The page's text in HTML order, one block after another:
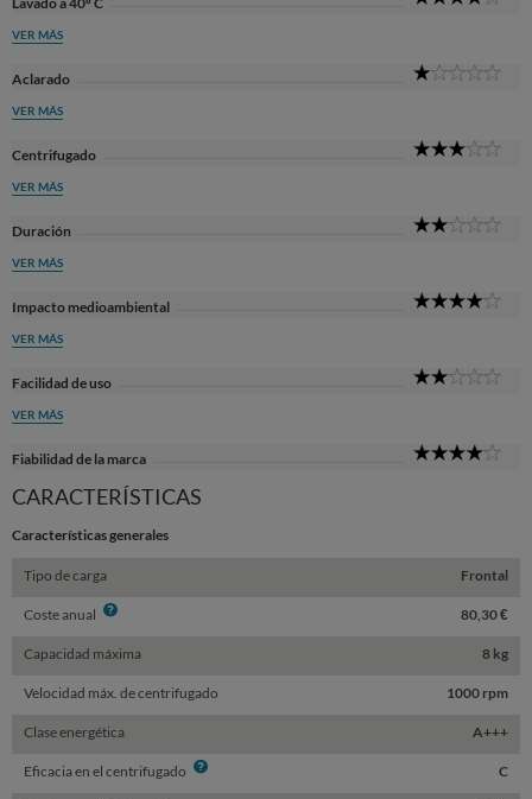
VER MÁS
Aclarado
VER MÁS
Centrifugado
VER MÁS
Duración
VER MÁS
Impacto medioambiental
VER MÁS
Facilidad de uso
VER MÁS
Fiabilidad de la marca
CARACTERÍSTICAS
Características generales
Tipo de carga Frontal
Coste anual Info 80,30 €
Capacidad máxima 8 kg
Velocidad máx. de centrifugado 1000 rpm
Clase energética A+++
Eficacia en el centrifugado Info C